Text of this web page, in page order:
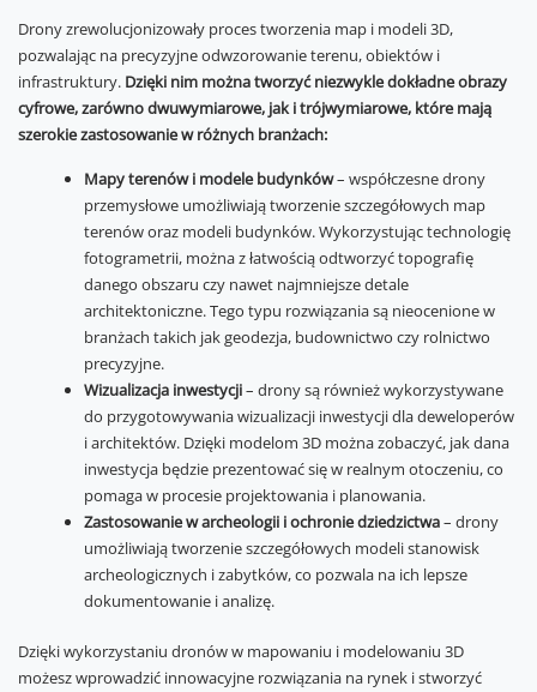
Drony zrewolucjonizowały proces tworzenia map i modeli 3D,
pozwalając na precyzyjne odwzorowanie terenu, obiektów i
infrastruktury. Dzięki nim można tworzyć niezwykle dokładne obrazy
cyfrowe, zarówno dwuwymiarowe, jak i trójwymiarowe, które mają
szerokie zastosowanie w różnych branżach:
Mapy terenów i modele budynków– współczesne drony
przemysłowe umożliwiają tworzenie szczegółowych map
terenów oraz modeli budynków. Wykorzystując technologię
fotogrametrii, można z łatwością odtworzyć topografię
danego obszaru czy nawet najmniejsze detale
architektoniczne. Tego typu rozwiązania są nieocenione w
branżach takich jak geodezja, budownictwo czy rolnictwo
precyzyjne.
Wizualizacja inwestycji– drony są również wykorzystywane
do przygotowywania wizualizacji inwestycji dla deweloperów
i architektów. Dzięki modelom 3D można zobaczyć, jak dana
inwestycja będzie prezentować się w realnym otoczeniu, co
pomaga w procesie projektowania i planowania.
Zastosowanie w archeologii i ochronie dziedzictwa– drony
umożliwiają tworzenie szczegółowych modeli stanowisk
archeologicznych i zabytków, co pozwala na ich lepsze
dokumentowanie i analizę.
Dzięki wykorzystaniu dronów w mapowaniu i modelowaniu 3D
możesz wprowadzić innowacyjne rozwiązania na rynek i stworzyć